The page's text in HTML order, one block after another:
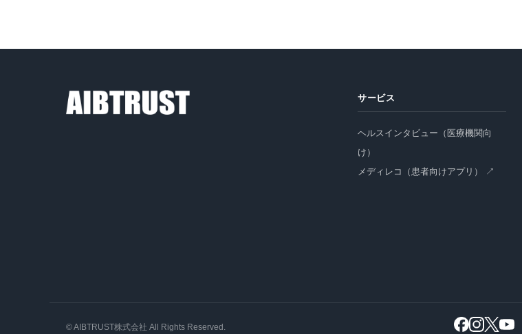
サービス
ヘルスインタビュー（医療機関向
け）
メディレコ（患者向けアプリ） ↗
© AIBTRUST株式会社 All Rights Reserved.